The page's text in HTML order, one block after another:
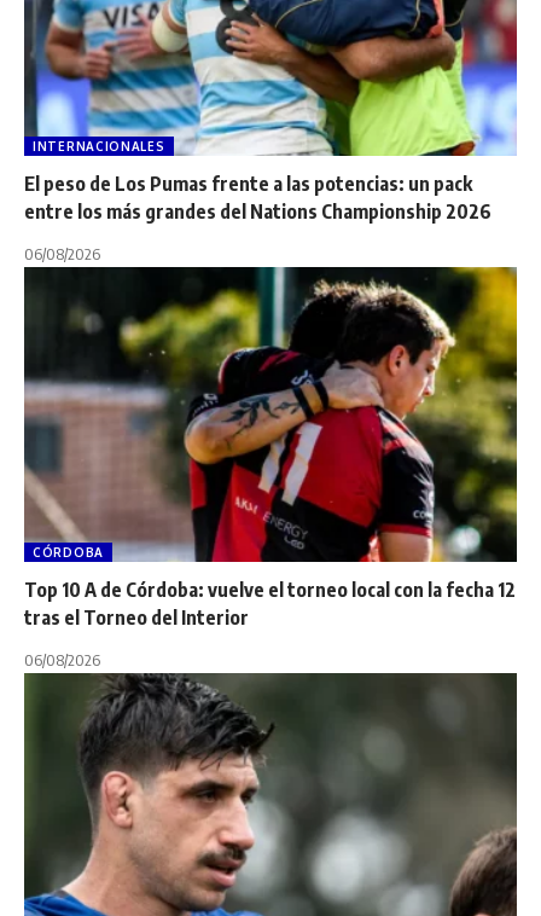
INTERNACIONALES
El peso de Los Pumas frente a las potencias: un pack
entre los más grandes del Nations Championship 2026
06/08/2026
CÓRDOBA
Top 10 A de Córdoba: vuelve el torneo local con la fecha 12
tras el Torneo del Interior
06/08/2026